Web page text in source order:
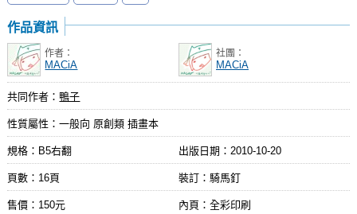
作品資訊
作者：
MACiA
社團：
MACiA
共同作者： 鴨子
性質屬性：一般向 原創類 插畫本
規格：B5右翻 出版日期： 2010-10-20
頁數：16頁 裝訂：騎馬釘
售價：150元 內頁：全彩印刷